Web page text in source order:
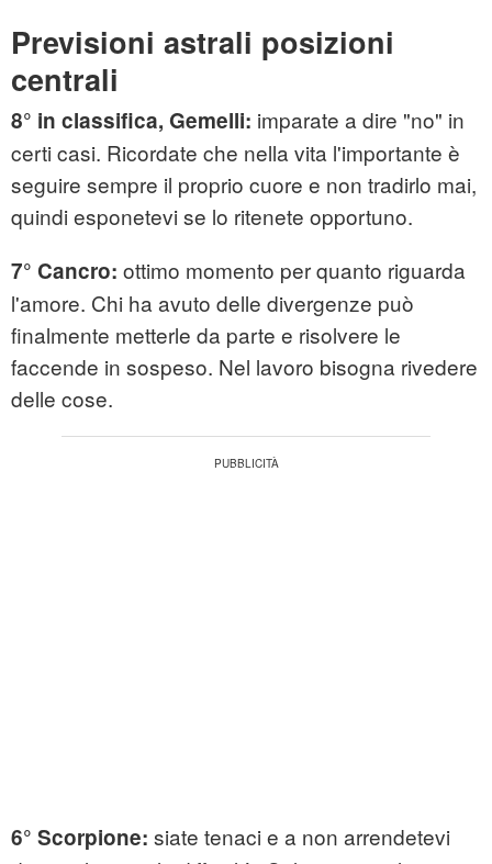
Previsioni astrali posizioni
centrali
8° in classifica, Gemelli: imparate a dire "no" in
certi casi. Ricordate che nella vita l'importante è
seguire sempre il proprio cuore e non tradirlo mai,
quindi esponetevi se lo ritenete opportuno.
7° Cancro: ottimo momento per quanto riguarda
l'amore. Chi ha avuto delle divergenze può
finalmente metterle da parte e risolvere le
faccende in sospeso. Nel lavoro bisogna rivedere
delle cose.
6° Scorpione: siate tenaci e a non arrendetevi